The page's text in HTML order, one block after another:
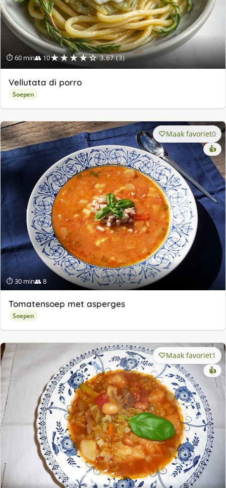
⏱ 60 min👥 10★★★★☆ 3.67 (3)
Vellutata di porro
Soepen
⏱ 30 min👥 8
Maak favoriet0
👍
Tomatensoep met asperges
Soepen
Maak favoriet1
👍